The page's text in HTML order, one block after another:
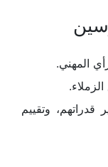
المهني.
وتقييم